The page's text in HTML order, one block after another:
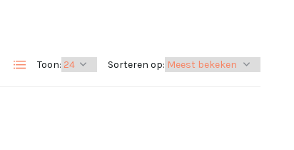
Toon: Sorteren op: